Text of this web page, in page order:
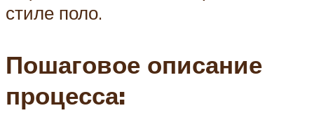
стиле поло.
Пошаговое описание
процесса: